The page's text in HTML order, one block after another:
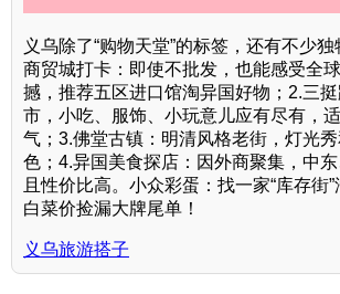
义乌除了“购物天堂”的标签，还有不少
商贸城打卡：即使不批发，也能感受全
撼，推荐五区进口馆淘异国好物；2.三
市，小吃、服饰、小玩意儿应有尽有，
气；3.佛堂古镇：明清风格老街，灯光
色；4.异国美食探店：因外商聚集，中
且性价比高。小众彩蛋：找一家“库存街
白菜价捡漏大牌尾单！
义乌旅游搭子